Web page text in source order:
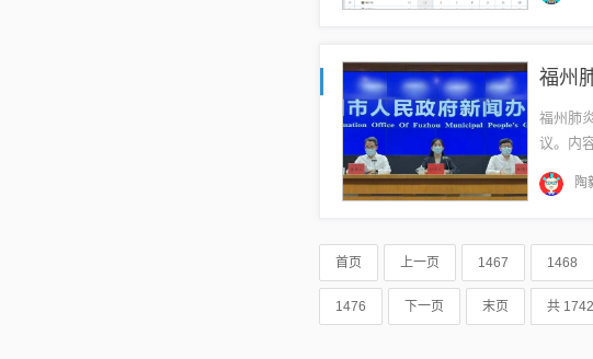
福州
福州肺
议。内
市民了
陶
首页 上一页 1467 1468
1476 下一页 末页 共